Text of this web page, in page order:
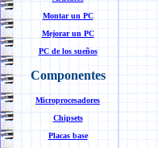
Montar un PC
Mejorar un PC
PC de los sueños
Componentes
Microprocesadores
Chipsets
Placas base